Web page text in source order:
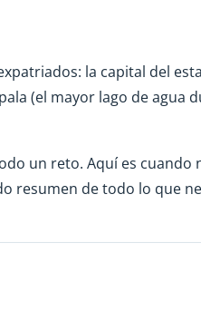
la capital del
(el mayor lago de agua
un reto. Aquí es cuando
resumen de todo lo que